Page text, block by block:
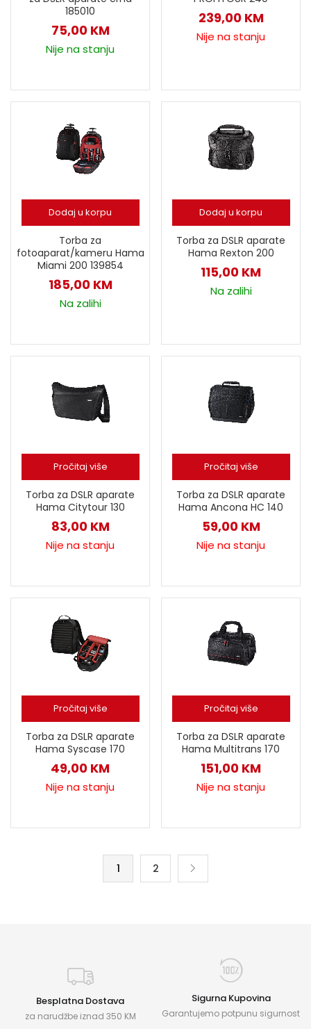
185010
75,00 KM
Nije na stanju
239,00 KM
Nije na stanju
Dodaj u korpu
Torba za
fotoaparat/kameru Hama
Miami 200 139854
185,00 KM
Na zalihi
Dodaj u korpu
Torba za DSLR aparate
Hama Rexton 200
115,00 KM
Na zalihi
Pročitaj više
Torba za DSLR aparate
Hama Citytour 130
83,00 KM
Nije na stanju
Pročitaj više
Torba za DSLR aparate
Hama Ancona HC 140
59,00 KM
Nije na stanju
Pročitaj više
Torba za DSLR aparate
Hama Syscase 170
49,00 KM
Nije na stanju
Pročitaj više
Torba za DSLR aparate
Hama Multitrans 170
151,00 KM
Nije na stanju
1 2
Besplatna Dostava
za narudžbe iznad 350 KM
Sigurna Kupovina
Garantujemo potpunu sigurnost